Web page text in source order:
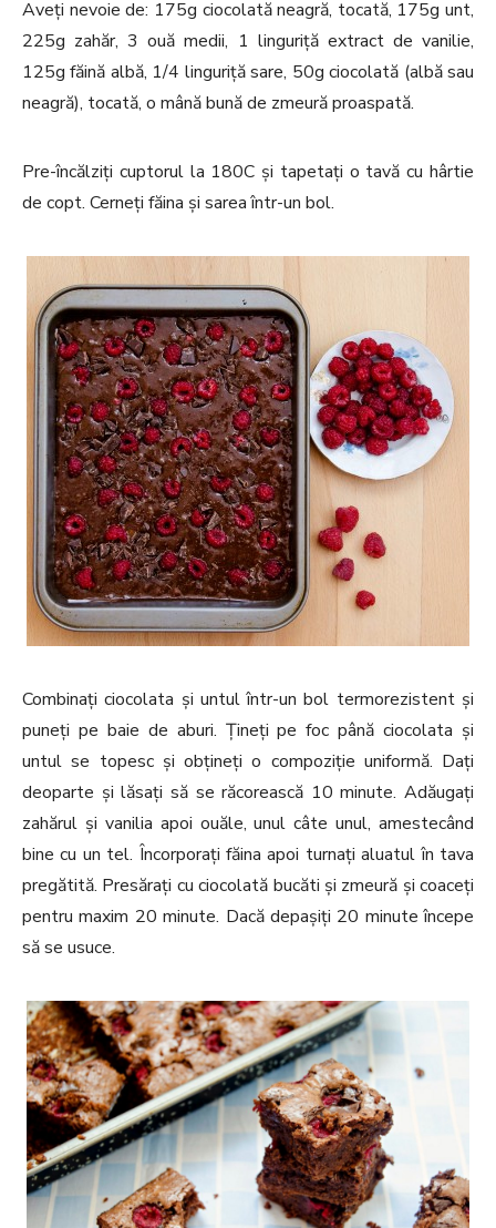
Aveți nevoie de: 175g ciocolată neagră, tocată, 175g unt,
225g zahăr, 3 ouă medii, 1 linguriță extract de vanilie,
125g făină albă, 1/4 linguriță sare, 50g ciocolată (albă sau
neagră), tocată, o mână bună de zmeură proaspată.
Pre-încălziți cuptorul la 180C și tapetați o tavă cu hârtie
de copt. Cerneți făina și sarea într-un bol.
Combinați ciocolata și untul într-un bol termorezistent și
puneți pe baie de aburi. Țineți pe foc până ciocolata și
untul se topesc și obțineți o compoziție uniformă. Dați
deoparte și lăsați să se răcorească 10 minute. Adăugați
zahărul și vanilia apoi ouăle, unul câte unul, amestecând
bine cu un tel. Încorporați făina apoi turnați aluatul în tava
pregătită. Presărați cu ciocolată bucăti și zmeură și coaceți
pentru maxim 20 minute. Dacă depașiți 20 minute începe
să se usuce.